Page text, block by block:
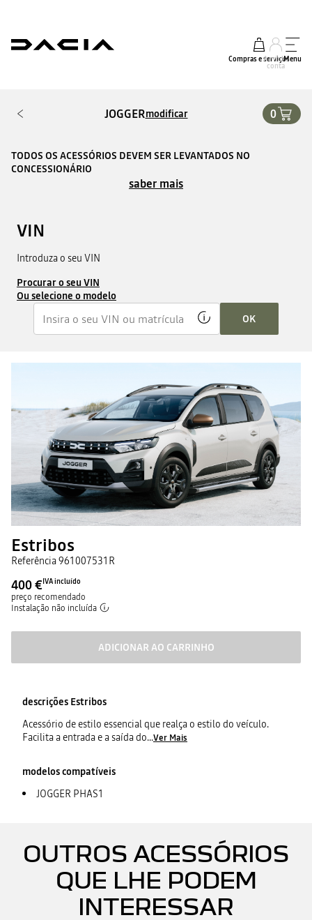
Compras e serviços
A minha
conta
Menu
JOGGERmodificar 0
TODOS OS ACESSÓRIOS DEVEM SER LEVANTADOS NO
CONCESSIONÁRIO
saber mais
VIN
Introduza o seu VIN
Procurar o seu VIN
Ou selecione o modelo
OK
Estribos
Referência961007531R
400 €IVA incluído
preço recomendado
Instalação não incluída
ADICIONAR AO CARRINHO
descrições Estribos
Acessório de estilo essencial que realça o estilo do veículo.
Facilita a entrada e a saída do...Ver Mais
modelos compatíveis
JOGGER PHAS1
OUTROS ACESSÓRIOS
QUE LHE PODEM
INTERESSAR